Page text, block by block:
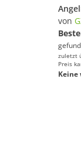
von
zuletzt
Preis
Keine